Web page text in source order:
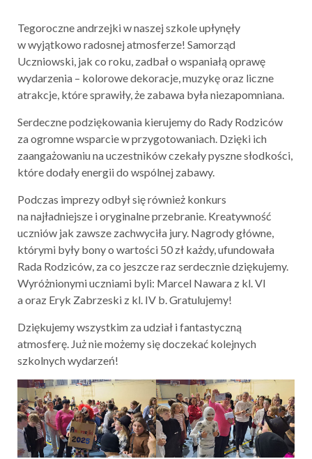
Tegoroczne andrzejki w naszej szkole upłynęły
w wyjątkowo radosnej atmosferze! Samorząd
Uczniowski, jak co roku, zadbał o wspaniałą oprawę
wydarzenia – kolorowe dekoracje, muzykę oraz liczne
atrakcje, które sprawiły, że zabawa była niezapomniana.
Serdeczne podziękowania kierujemy do Rady Rodziców
za ogromne wsparcie w przygotowaniach. Dzięki ich
zaangażowaniu na uczestników czekały pyszne słodkości,
które dodały energii do wspólnej zabawy.
Podczas imprezy odbył się również konkurs
na najładniejsze i oryginalne przebranie. Kreatywność
uczniów jak zawsze zachwyciła jury. Nagrody główne,
którymi były bony o wartości 50 zł każdy, ufundowała
Rada Rodziców, za co jeszcze raz serdecznie dziękujemy.
Wyróżnionymi uczniami byli: Marcel Nawara z kl. VI
a oraz Eryk Zabrzeski z kl. IV b. Gratulujemy!
Dziękujemy wszystkim za udział i fantastyczną
atmosferę. Już nie możemy się doczekać kolejnych
szkolnych wydarzeń!